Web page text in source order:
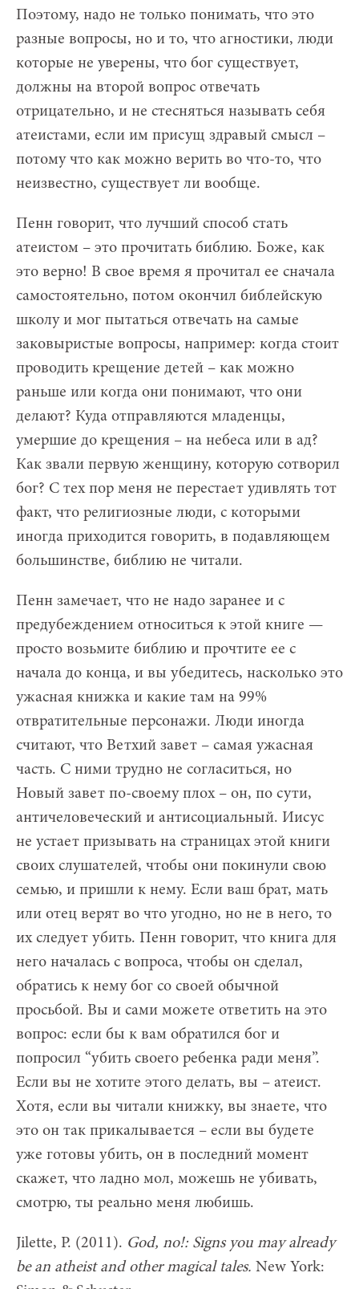
Поэтому, надо не только понимать, что это
разные вопросы, но и то, что агностики, люди
которые не уверены, что бог существует,
должны на второй вопрос отвечать
отрицательно, и не стесняться называть себя
атеистами, если им присущ здравый смысл –
потому что как можно верить во что-то, что
неизвестно, существует ли вообще.
Пенн говорит, что лучший способ стать
атеистом – это прочитать библию. Боже, как
это верно! В свое время я прочитал ее сначала
самостоятельно, потом окончил библейскую
школу и мог пытаться отвечать на самые
заковыристые вопросы, например: когда стоит
проводить крещение детей – как можно
раньше или когда они понимают, что они
делают? Куда отправляются младенцы,
умершие до крещения – на небеса или в ад?
Как звали первую женщину, которую сотворил
бог? С тех пор меня не перестает удивлять тот
факт, что религиозные люди, с которыми
иногда приходится говорить, в подавляющем
большинстве, библию не читали.
Пенн замечает, что не надо заранее и с
предубеждением относиться к этой книге —
просто возьмите библию и прочтите ее с
начала до конца, и вы убедитесь, насколько это
ужасная книжка и какие там на 99%
отвратительные персонажи. Люди иногда
считают, что Ветхий завет – самая ужасная
часть. С ними трудно не согласиться, но
Новый завет по-своему плох – он, по сути,
античеловеческий и антисоциальный. Иисус
не устает призывать на страницах этой книги
своих слушателей, чтобы они покинули свою
семью, и пришли к нему. Если ваш брат, мать
или отец верят во что угодно, но не в него, то
их следует убить. Пенн говорит, что книга для
него началась с вопроса, чтобы он сделал,
обратись к нему бог со своей обычной
просьбой. Вы и сами можете ответить на это
вопрос: если бы к вам обратился бог и
попросил “убить своего ребенка ради меня”.
Если вы не хотите этого делать, вы – атеист.
Хотя, если вы читали книжку, вы знаете, что
это он так прикалывается – если вы будете
уже готовы убить, он в последний момент
скажет, что ладно мол, можешь не убивать,
смотрю, ты реально меня любишь.
Jilette, P. (2011). God, no!: Signs you may already
be an atheist and other magical tales. New York: